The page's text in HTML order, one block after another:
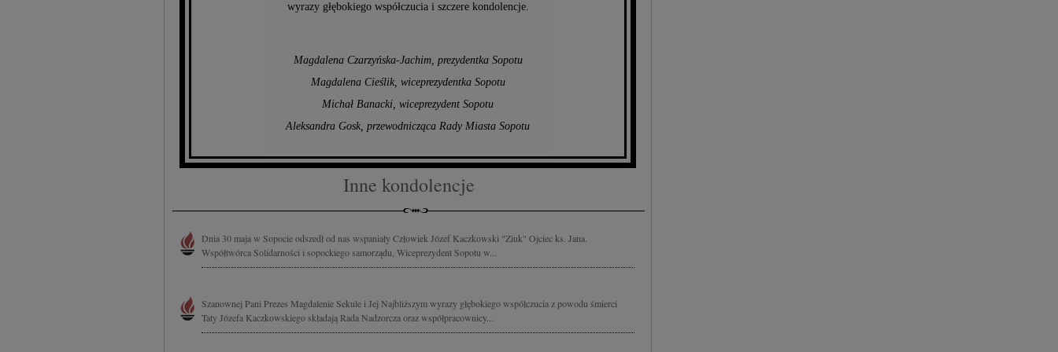
wyrazy głębokiego współczucia i szczere kondolencje.
Magdalena Czarzyńska-Jachim, prezydentka Sopotu
Magdalena Cieślik, wiceprezydentka Sopotu
Michał Banacki, wiceprezydent Sopotu
Aleksandra Gosk, przewodnicząca Rady Miasta Sopotu
Inne kondolencje
Dnia 30 maja w Sopocie odszedł od nas wspaniały Człowiek Józef Kaczkowski "Ziuk" Ojciec ks. Jana.
Współtwórca Solidarności i sopockiego samorządu, Wiceprezydent Sopotu w...
Szanownej Pani Prezes Magdalenie Sekule i Jej Najbliższym wyrazy głębokiego współczucia z powodu śmierci
Taty Józefa Kaczkowskiego składają Rada Nadzorcza oraz współpracownicy...